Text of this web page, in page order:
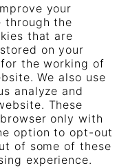
your
through the
that are
on your
the working of
We also use
analyze and
These
only with
option to opt-out
of some of these
experience.